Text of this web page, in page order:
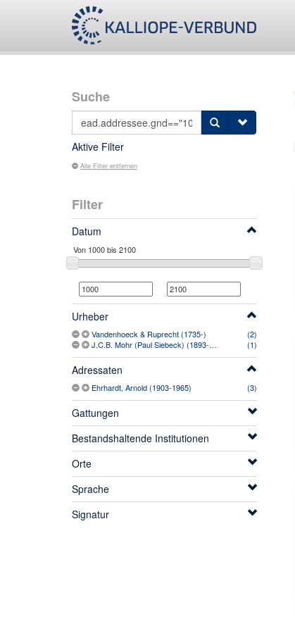
Suche
Aktive Filter
Alle Filter entfernen
Filter
Datum
Urheber
Vandenhoeck & Ruprecht (1735-)
(2)
J.C.B. Mohr (Paul Siebeck) (1893-2005)
(1)
Adressaten
Ehrhardt, Arnold (1903-1965) (3)
Gattungen
Bestandshaltende Institutionen
Orte
Sprache
Signatur